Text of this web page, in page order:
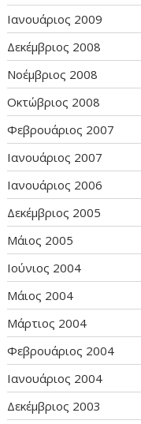
Ιανουάριος 2009
Δεκέμβριος 2008
Νοέμβριος 2008
Οκτώβριος 2008
Φεβρουάριος 2007
Ιανουάριος 2007
Ιανουάριος 2006
Δεκέμβριος 2005
Μάιος 2005
Ιούνιος 2004
Μάιος 2004
Μάρτιος 2004
Φεβρουάριος 2004
Ιανουάριος 2004
Δεκέμβριος 2003